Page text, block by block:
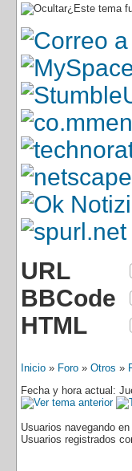
¿Este tema
URL
BBCode
HTML
Inicio » Foro » Otros »
Fecha y hora actual:
Usuarios navegando
Usuarios registrados